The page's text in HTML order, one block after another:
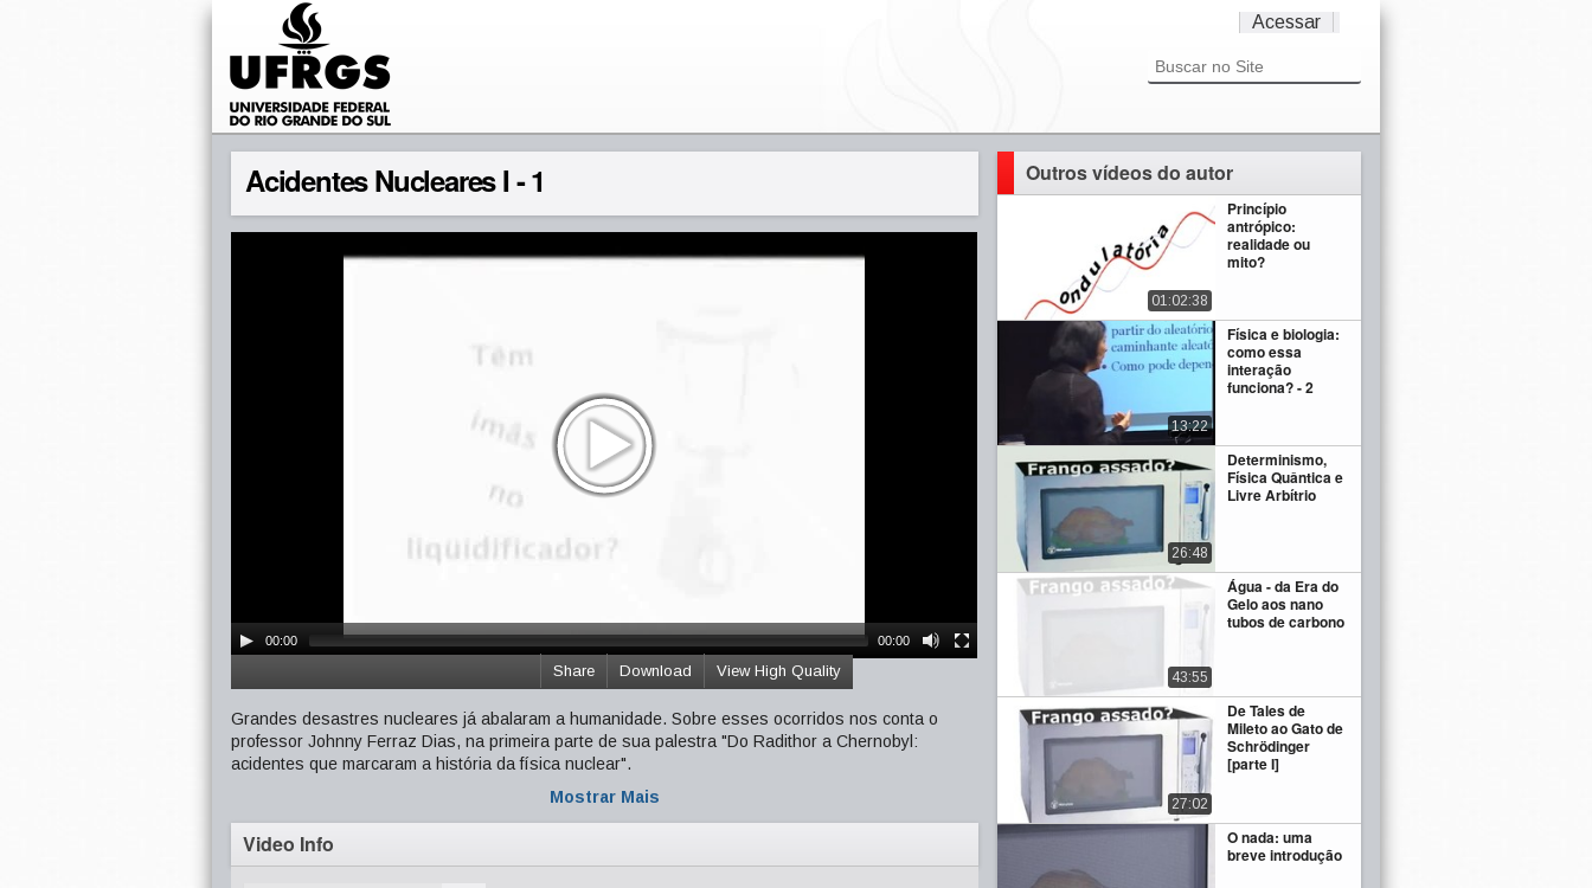
Acessar
Acidentes Nucleares I - 1
00:00 00:00
View High Quality
Download
Share
Grandes desastres nucleares já abalaram a humanidade. Sobre esses ocorridos nos conta o
professor Johnny Ferraz Dias, na primeira parte de sua palestra "Do Radithor a Chernobyl:
acidentes que marcaram a história da física nuclear".
Mostrar Mais
Video Info
Outros vídeos do autor
Princípio
antrópico:
realidade ou
mito?
01:02:38
Física e biologia:
como essa
interação
funciona? - 2
13:22
Determinismo,
Física Quântica e
Livre Arbítrio
26:48
Água - da Era do
Gelo aos nano
tubos de carbono
43:55
De Tales de
Mileto ao Gato de
Schrödinger
[parte I]
27:02
O nada: uma
breve introdução